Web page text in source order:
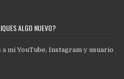
ALGO NUEVO?
a miYouTube,Instagram y usuario